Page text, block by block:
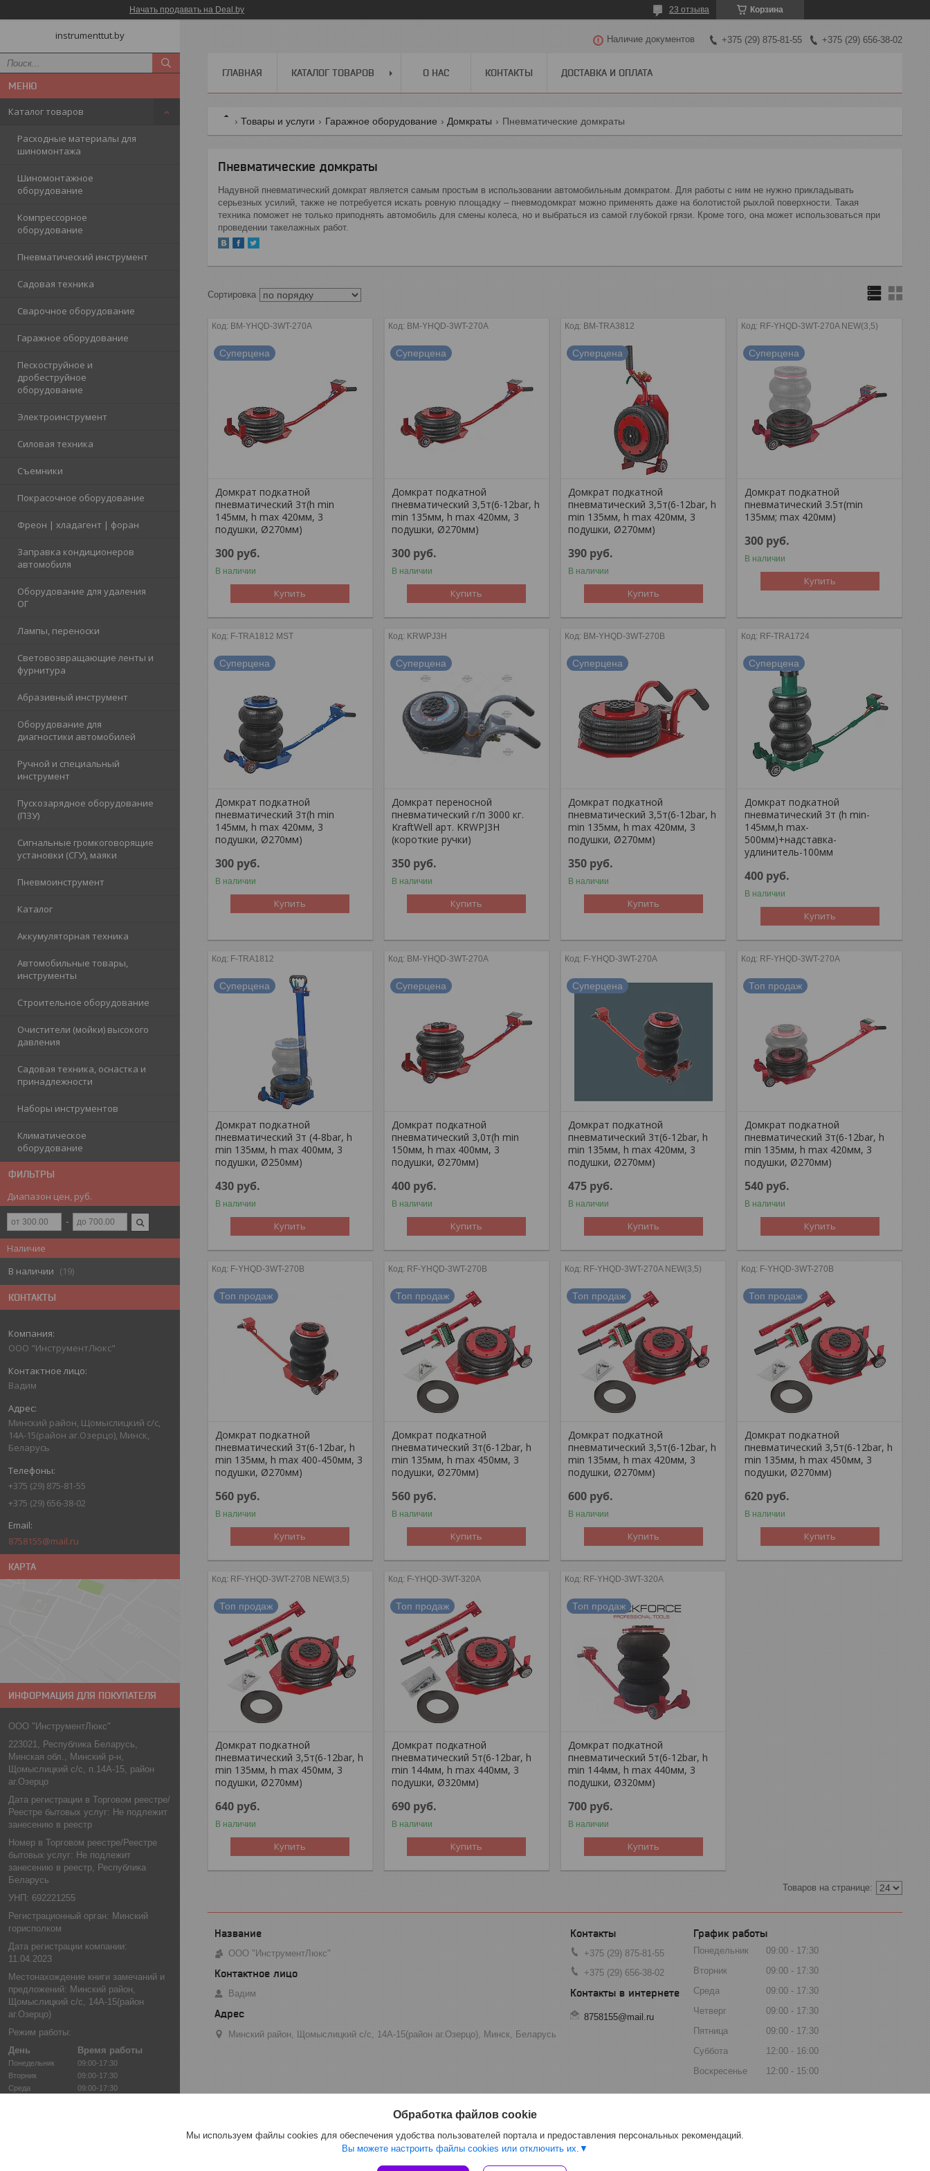
Начать продавать на Deal.by Корзина
23 отзыва
instrumenttut.by
Каталог товаров
Расходные материалы для
шиномонтажа
Шиномонтажное
оборудование
Компрессорное
оборудование
Пневматический инструмент
Садовая техника
Сварочное оборудование
Гаражное оборудование
Пескоструйное и
дробеструйное
оборудование
Электроинструмент
Силовая техника
Съемники
Покрасочное оборудование
Фреон | хладагент | форан
Заправка кондиционеров
автомобиля
Оборудование для удаления
ОГ
Лампы, переноски
Световозвращающие ленты и
фурнитура
Абразивный инструмент
Оборудование для
диагностики автомобилей
Ручной и специальный
инструмент
Пускозарядное оборудование
(ПЗУ)
Сигнальные громкоговорящие
установки (СГУ), маяки
Пневмоинструмент
Каталог
Аккумуляторная техника
Автомобильные товары,
инструменты
Строительное оборудование
Очистители (мойки) высокого
давления
Садовая техника, оснастка и
принадлежности
Наборы инструментов
Климатическое
оборудование
ФИЛЬТРЫ
Диапазон цен, руб.
Наличие
В наличии
19
КОНТАКТЫ
ООО "ИнструментЛюкс"
Вадим
Минский район, Щомыслицкий с/с,
14А-15(район аг.Озерцо), Минск,
Беларусь
+375 (29) 875-81-55
+375 (29) 656-38-02
8758155@mail.ru
КАРТА
ИНФОРМАЦИЯ ДЛЯ ПОКУПАТЕЛЯ
ООО "ИнструментЛюкс"
223021, Республика Беларусь,
Минская обл., Минский р-н,
Щомыслицкий с/с, п.14А-15, район
аг.Озерцо
Дата регистрации в Торговом реестре/
Реестре бытовых услуг: Не подлежит
занесению в реестр
Номер в Торговом реестре/Реестре
бытовых услуг: Не подлежит
занесению в реестр, Республика
Беларусь
УНП: 692221255
Регистрационный орган: Минский
горисполком
Дата регистрации компании:
11.04.2023
Местонахождение книги замечаний и
предложений: Минский район,
Щомыслицкий с/с, 14А-15(район
аг.Озерцо)
Режим работы:
День
Время работы
Понедельник
09:00-17:30
Вторник
09:00-17:30
Среда
09:00-17:30
Наличие документов +375 (29) 875-81-55 +375 (29) 656-38-02
ГЛАВНАЯ КАТАЛОГ ТОВАРОВ О НАС КОНТАКТЫ ДОСТАВКА И ОПЛАТА
Товары и услуги Гаражное оборудование Домкраты Пневматические домкраты
Пневматические домкраты
Надувной пневматический домкрат является самым простым в использовании автомобильным домкратом. Для работы с ним не нужно прикладывать
серьезных усилий, также не потребуется искать ровную площадку – пневмодомкрат можно применять даже на болотистой рыхлой поверхности. Такая
техника поможет не только приподнять автомобиль для смены колеса, но и выбраться из самой глубокой грязи. Кроме того, она может использоваться при
проведении такелажных работ.
BM-YHQD-3WT-270A
Суперцена
Домкрат подкатной
пневматический 3т(h min
145мм, h max 420мм, 3
подушки, Ø270мм)
300 руб.
В наличии
Купить
BM-YHQD-3WT-270A
Суперцена
Домкрат подкатной
пневматический 3,5т(6-12bar, h
min 135мм, h max 420мм, 3
подушки, Ø270мм)
300 руб.
В наличии
Купить
BM-TRA3812
Суперцена
Домкрат подкатной
пневматический 3,5т(6-12bar, h
min 135мм, h max 420мм, 3
подушки, Ø270мм)
390 руб.
В наличии
Купить
RF-YHQD-3WT-270A NEW(3,5)
Суперцена
Домкрат подкатной
пневматический 3.5т(min
135мм; max 420мм)
300 руб.
В наличии
Купить
F-TRA1812 MST
Суперцена
Домкрат подкатной
пневматический 3т(h min
145мм, h max 420мм, 3
подушки, Ø270мм)
300 руб.
В наличии
Купить
KRWPJ3H
Суперцена
Домкрат переносной
пневматический г/п 3000 кг.
KraftWell арт. KRWPJ3H
(короткие ручки)
350 руб.
В наличии
Купить
BM-YHQD-3WT-270B
Суперцена
Домкрат подкатной
пневматический 3,5т(6-12bar, h
min 135мм, h max 420мм, 3
подушки, Ø270мм)
350 руб.
В наличии
Купить
RF-TRA1724
Суперцена
Домкрат подкатной
пневматический 3т (h min-
145мм,h max-
500мм)+надставка-
удлинитель-100мм
400 руб.
В наличии
Купить
F-TRA1812
Суперцена
Домкрат подкатной
пневматический 3т (4-8bar, h
min 135мм, h max 400мм, 3
подушки, Ø250мм)
430 руб.
В наличии
Купить
BM-YHQD-3WT-270A
Суперцена
Домкрат подкатной
пневматический 3,0т(h min
150мм, h max 400мм, 3
подушки, Ø270мм)
400 руб.
В наличии
Купить
F-YHQD-3WT-270A
Суперцена
Домкрат подкатной
пневматический 3т(6-12bar, h
min 135мм, h max 420мм, 3
подушки, Ø270мм)
475 руб.
В наличии
Купить
RF-YHQD-3WT-270A
Топ продаж
Домкрат подкатной
пневматический 3т(6-12bar, h
min 135мм, h max 420мм, 3
подушки, Ø270мм)
540 руб.
В наличии
Купить
F-YHQD-3WT-270B
Топ продаж
Домкрат подкатной
пневматический 3т(6-12bar, h
min 135мм, h max 400-450мм, 3
подушки, Ø270мм)
560 руб.
В наличии
Купить
RF-YHQD-3WT-270B
Топ продаж
Домкрат подкатной
пневматический 3т(6-12bar, h
min 135мм, h max 450мм, 3
подушки, Ø270мм)
560 руб.
В наличии
Купить
RF-YHQD-3WT-270A NEW(3,5)
Топ продаж
Домкрат подкатной
пневматический 3,5т(6-12bar, h
min 135мм, h max 420мм, 3
подушки, Ø270мм)
600 руб.
В наличии
Купить
F-YHQD-3WT-270B
Топ продаж
Домкрат подкатной
пневматический 3,5т(6-12bar, h
min 135мм, h max 450мм, 3
подушки, Ø270мм)
620 руб.
В наличии
Купить
RF-YHQD-3WT-270B NEW(3,5)
Топ продаж
Домкрат подкатной
пневматический 3,5т(6-12bar, h
min 135мм, h max 450мм, 3
подушки, Ø270мм)
640 руб.
В наличии
Купить
F-YHQD-3WT-320A
Топ продаж
Домкрат подкатной
пневматический 5т(6-12bar, h
min 144мм, h max 440мм, 3
подушки, Ø320мм)
690 руб.
В наличии
Купить
RF-YHQD-3WT-320A
Топ продаж
Домкрат подкатной
пневматический 5т(6-12bar, h
min 144мм, h max 440мм, 3
подушки, Ø320мм)
700 руб.
В наличии
Купить
ООО "ИнструментЛюкс"
Вадим
Минский район, Щомыслицкий с/с, 14А-15(район аг.Озерцо), Минск, Беларусь
+375 (29) 875-81-55
+375 (29) 656-38-02
8758155@mail.ru
График работы
Понедельник 09:00
17:30
Вторник
09:00
17:30
Среда
09:00
17:30
Четверг
09:00
17:30
Пятница
09:00
17:30
Суббота
12:00
16:00
Воскресенье
12:00 15:00
Обработка файлов cookie
Мы используем файлы cookies для обеспечения удобства пользователей портала и предоставления персональных рекомендаций.
Вы можете настроить файлы cookies или отключить их.